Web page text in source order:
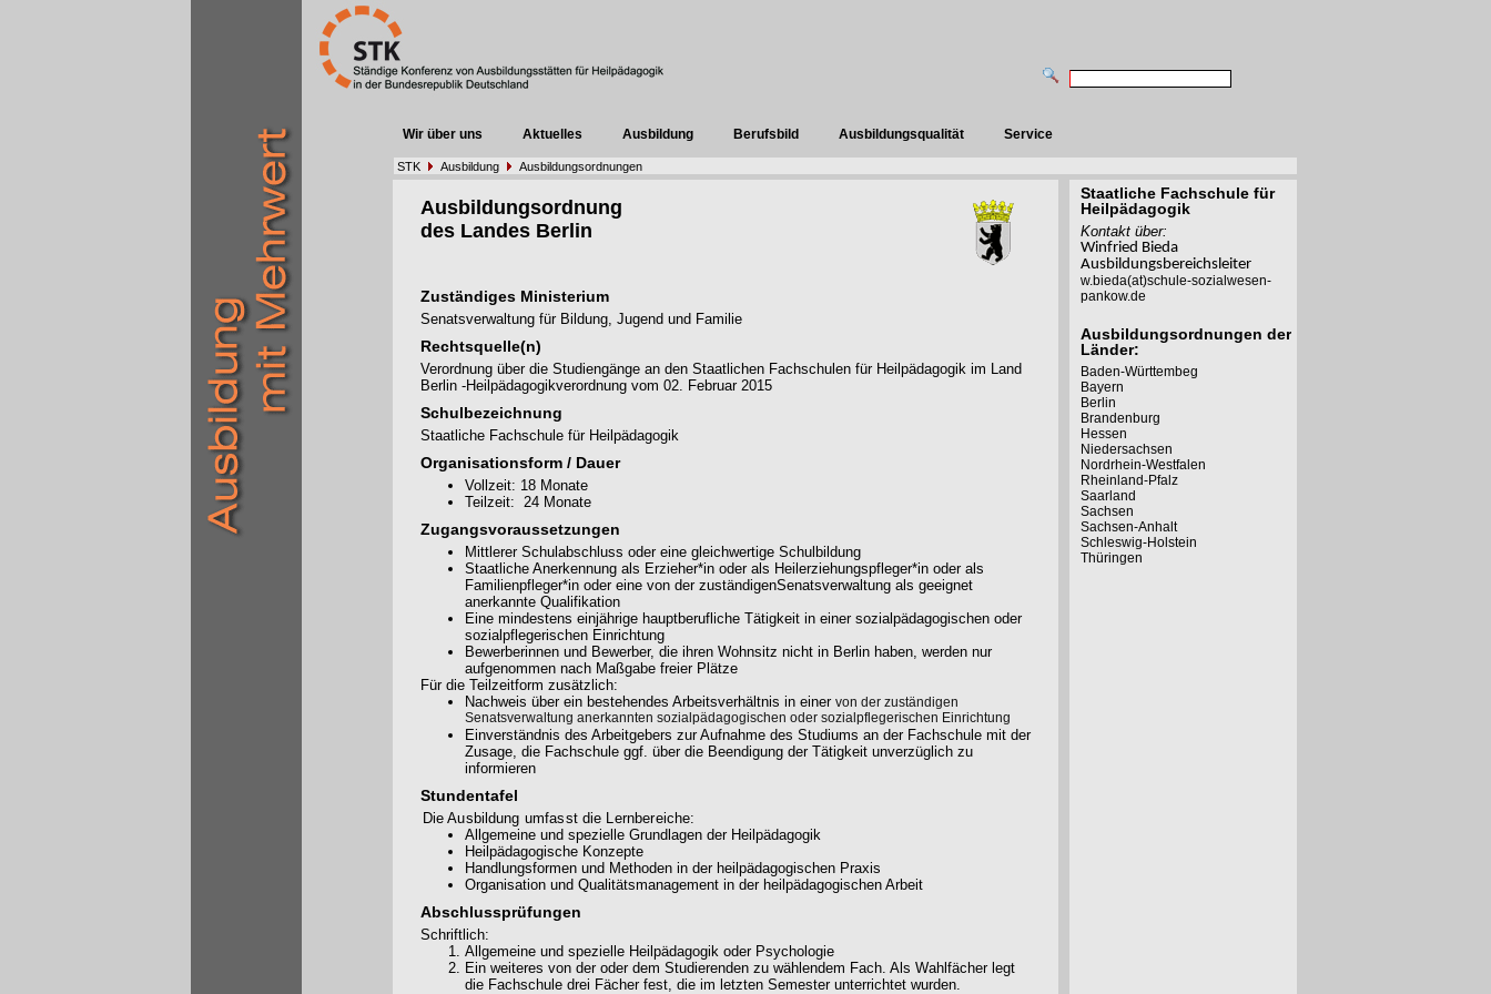
Wir über uns Aktuelles Ausbildung Berufsbild Ausbildungsqualität Service
STK Ausbildung Ausbildungsordnungen
Ausbildungsordnung
des Landes Berlin
Zuständiges Ministerium
Senatsverwaltung für Bildung, Jugend und Familie
Rechtsquelle(n)
Verordnung über die Studiengänge an den Staatlichen Fachschulen für Heilpädagogik im Land
Berlin -Heilpädagogikverordnung vom 02. Februar 2015
Schulbezeichnung
Staatliche Fachschule für Heilpädagogik
Organisationsform / Dauer
Vollzeit: 18 Monate
Teilzeit: 24 Monate
Zugangsvoraussetzungen
Mittlerer Schulabschluss oder eine gleichwertige Schulbildung
Staatliche Anerkennung als Erzieher*in oder als Heilerziehungspfleger*in oder als
Familienpfleger*in oder eine von der zuständigenSenatsverwaltung als geeignet
anerkannte Qualifikation
Eine mindestens einjährige hauptberufliche Tätigkeit in einer sozialpädagogischen oder
sozialpflegerischen Einrichtung
Bewerberinnen und Bewerber, die ihren Wohnsitz nicht in Berlin haben, werden nur
aufgenommen nach Maßgabe freier Plätze
Für die Teilzeitform zusätzlich:
Nachweis über ein bestehendes Arbeitsverhältnis in einer von der zuständigen
Senatsverwaltung anerkannten sozialpädagogischen oder sozialpflegerischen Einrichtung
Einverständnis des Arbeitgebers zur Aufnahme des Studiums an der Fachschule mit der
Zusage, die Fachschule ggf. über die Beendigung der Tätigkeit unverzüglich zu
informieren
Stundentafel
Die Ausbildung umfasst die Lernbereiche:
Allgemeine und spezielle Grundlagen der Heilpädagogik
Heilpädagogische Konzepte
Handlungsformen und Methoden in der heilpädagogischen Praxis
Organisation und Qualitätsmanagement in der heilpädagogischen Arbeit
Abschlussprüfungen
Schriftlich:
Allgemeine und spezielle Heilpädagogik oder Psychologie
Ein weiteres von der oder dem Studierenden zu wählendem Fach. Als Wahlfächer legt
die Fachschule drei Fächer fest, die im letzten Semester unterrichtet wurden.
Staatliche Fachschule für
Heilpädagogik
Kontakt über:
Winfried Bieda
Ausbildungsbereichsleiter
w.bieda(at)schule-sozialwesen-
pankow.de
Ausbildungsordnungen der
Länder:
Baden-Württembeg
Bayern
Berlin
Brandenburg
Hessen
Niedersachsen
Nordrhein-Westfalen
Rheinland-Pfalz
Saarland
Sachsen
Sachsen-Anhalt
Schleswig-Holstein
Thüringen